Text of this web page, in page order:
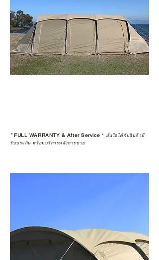
*FULL WARRANTY & After Service * มั่นใจได้กับสินค้ามี
รับประกัน พร้อมบริการหลังการขาย